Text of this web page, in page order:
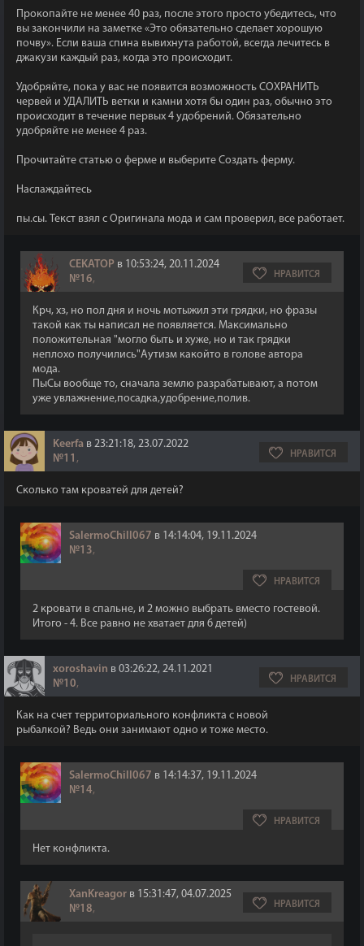
Прокопайте не менее 40 раз, после этого просто убедитесь, что
вы закончили на заметке «Это обязательно сделает хорошую
почву». Если ваша спина вывихнута работой, всегда лечитесь в
джакузи каждый раз, когда это происходит.
Удобряйте, пока у вас не появится возможность СОХРАНИТЬ
червей и УДАЛИТЬ ветки и камни хотя бы один раз, обычно это
происходит в течение первых 4 удобрений. Обязательно
удобряйте не менее 4 раз.
Прочитайте статью о ферме и выберите Создать ферму.
Наслаждайтесь
пы.сы. Текст взял с Оригинала мода и сам проверил, все работает.
CEKATOP в 10:53:24, 20.11.2024
№16, НРАВИТСЯ
Крч, хз, но пол дня и ночь мотыжил эти грядки, но фразы
такой как ты написал не появляется. Максимально
положительная "могло быть и хуже, но и так грядки
неплохо получились"Аутизм какойто в голове автора
мода.
ПыСы вообще то, сначала землю разрабатывают, а потом
уже увлажнение,посадка,удобрение,полив.
Keerfa в 23:21:18, 23.07.2022
№11 , НРАВИТСЯ
Сколько там кроватей для детей?
SalermoChill067 в 14:14:04, 19.11.2024
№13,
НРАВИТСЯ
2 кровати в спальне, и 2 можно выбрать вместо гостевой.
Итого - 4. Все равно не хватает для 6 детей)
xoroshavin в 03:26:22, 24.11.2021
№10, НРАВИТСЯ
Как на счет территориального конфликта с новой
рыбалкой? Ведь они занимают одно и тоже место.
SalermoChill067 в 14:14:37, 19.11.2024
№14,
НРАВИТСЯ
Нет конфликта.
XanKreagor в 15:31:47, 04.07.2025
№18, НРАВИТСЯ